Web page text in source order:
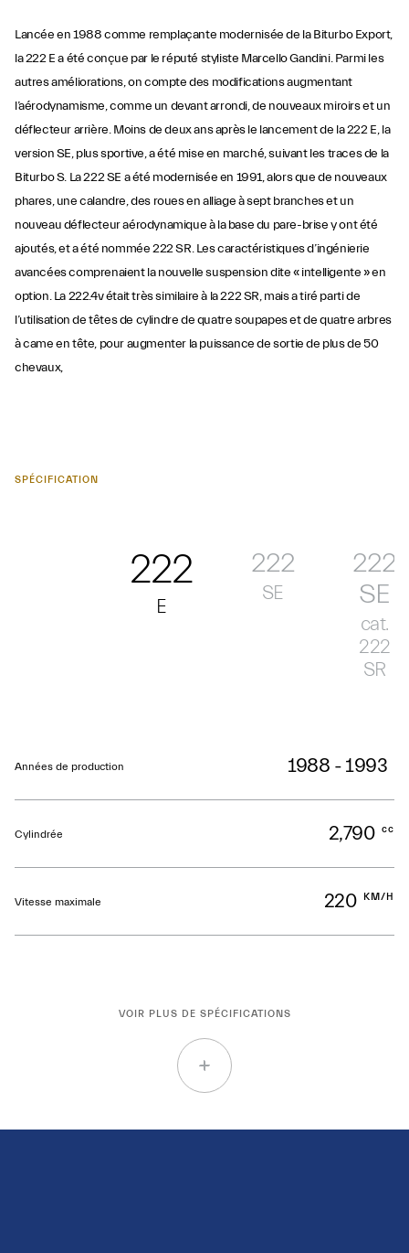
Lancée en 1988 comme remplaçante modernisée de la Biturbo Export,
la 222 E a été conçue par le réputé styliste Marcello Gandini. Parmi les
autres améliorations, on compte des modifications augmentant
l’aérodynamisme, comme un devant arrondi, de nouveaux miroirs et un
déflecteur arrière. Moins de deux ans après le lancement de la 222 E, la
version SE, plus sportive, a été mise en marché, suivant les traces de la
Biturbo S. La 222 SE a été modernisée en 1991, alors que de nouveaux
phares, une calandre, des roues en alliage à sept branches et un
nouveau déflecteur aérodynamique à la base du pare-brise y ont été
ajoutés, et a été nommée 222 SR. Les caractéristiques d’ingénierie
avancées comprenaient la nouvelle suspension dite « intelligente » en
option. La 222.4v était très similaire à la 222 SR, mais a tiré parti de
l’utilisation de têtes de cylindre de quatre soupapes et de quatre arbres
à came en tête, pour augmenter la puissance de sortie de plus de 50
chevaux,
SPÉCIFICATION
222
E
222
SE
222
SE
cat.
222
SR
Années de production 1988 - 1993
Cylindrée 2,790 cc
Vitesse maximale 220 KM/H
VOIR PLUS DE SPÉCIFICATIONS